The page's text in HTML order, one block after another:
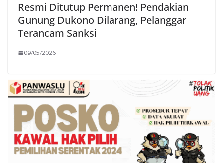
Resmi Ditutup Permanen! Pendakian
Gunung Dukono Dilarang, Pelanggar
Terancam Sanksi
09/05/2026